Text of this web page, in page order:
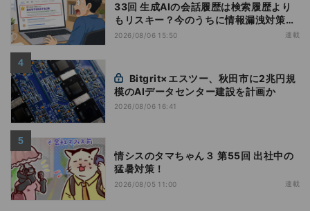
33回 生成AIの会話履歴は検索履歴より
もリスキー？今のうちに情報漏洩対策を
万全にしておこう
2026/08/06 15:50 連載
模のAIデータセンター建設を計画か
2026/08/06 16:41
情シスのタマちゃん３ 第55回 出社中の
猛暑対策！
2026/08/05 11:00 連載